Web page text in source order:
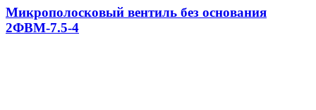
Микрополосковый вентиль без основания
2ФВМ-7.5-4